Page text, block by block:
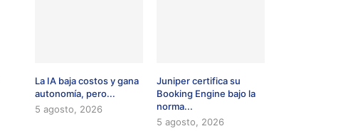
La IA baja costos y gana
autonomía, pero...
5 agosto, 2026
Juniper certifica su
Booking Engine bajo la
norma...
5 agosto, 2026